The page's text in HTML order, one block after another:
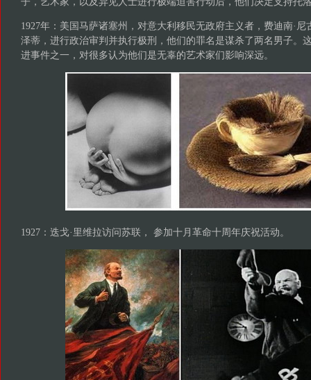
1927年：美国马萨诸塞州，对意大利移民无政府主义者，费迪南·尼
泽蒂，进行政治审判并执行极刑，他们的罪名是谋杀了两名男子。
进事件之一，对很多认为他们是无辜的艺术家们影响深远。
1927：迭戈·里维拉访问苏联， 参加十月革命十周年庆祝活动。